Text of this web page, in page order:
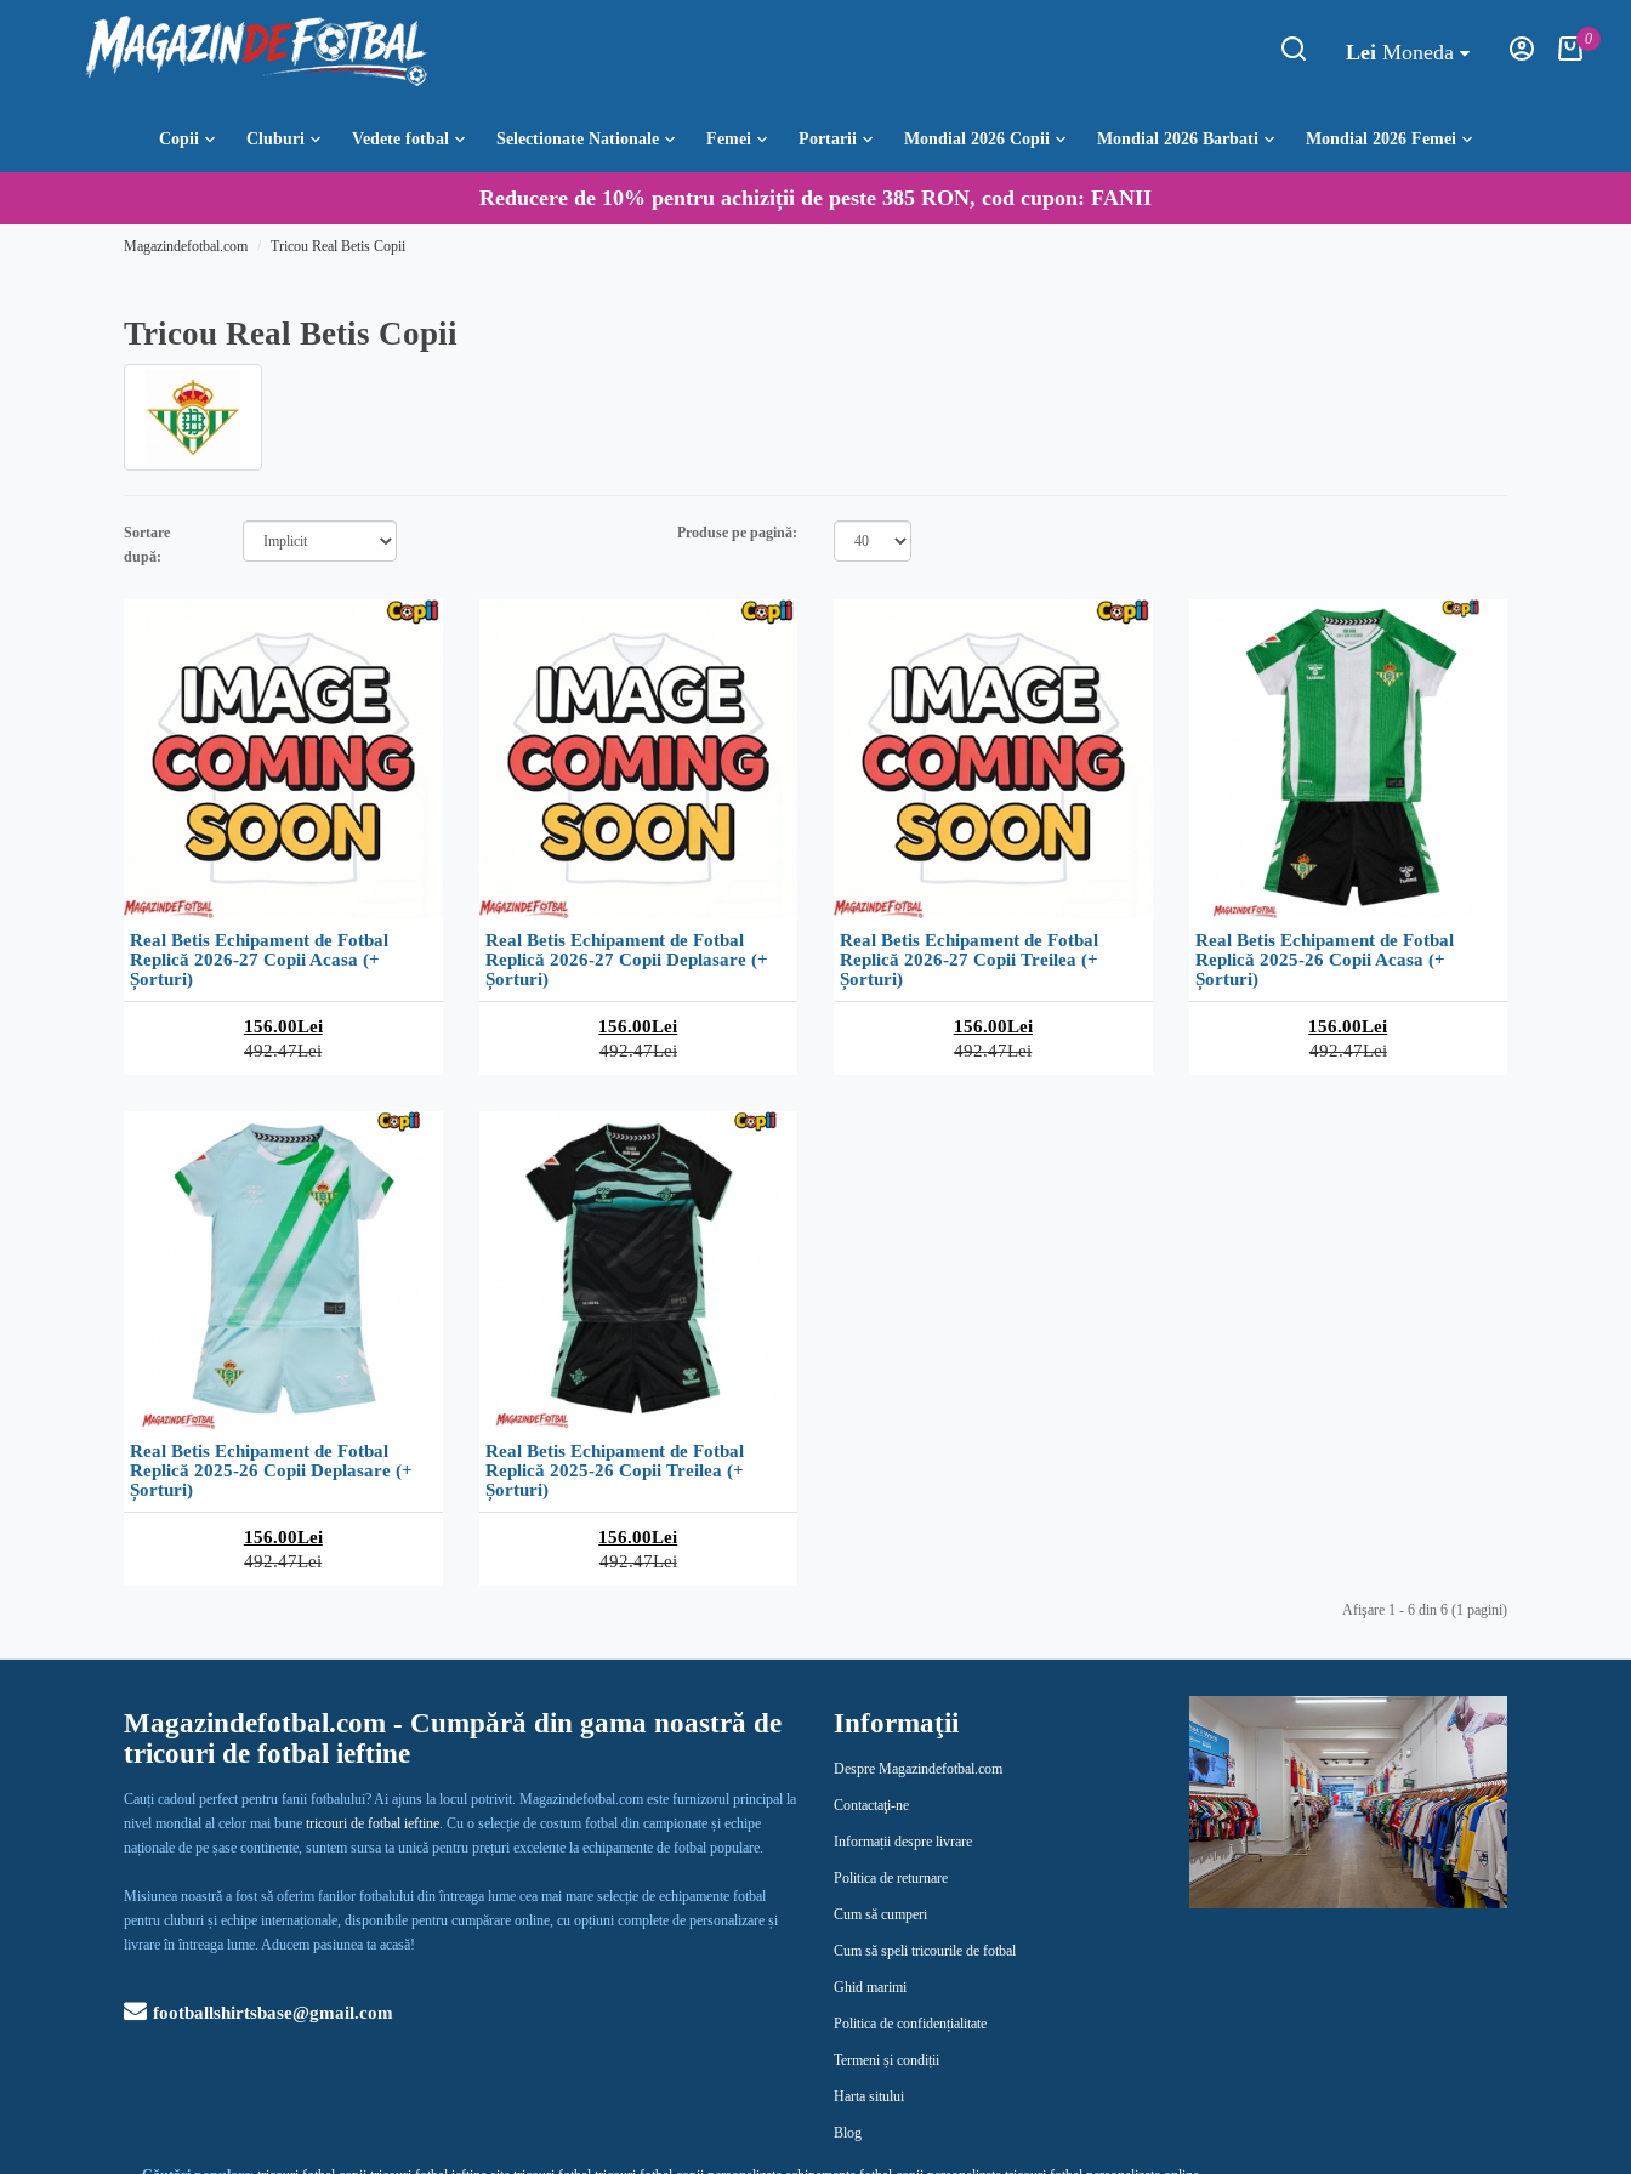
Lei Moneda
0
Copii Cluburi Vedete fotbal Selectionate Nationale Femei Portarii Mondial 2026 Copii Mondial 2026 Barbati Mondial 2026 Femei
Reducere de 10% pentru achiziții de peste 385 RON, cod cupon: FANII
Magazindefotbal.com Tricou Real Betis Copii
Tricou Real Betis Copii
Sortare
după:
Produse pe pagină:
Real Betis Echipament de Fotbal
Replică 2026-27 Copii Acasa (+
Șorturi)
156.00Lei
492.47Lei
Real Betis Echipament de Fotbal
Replică 2026-27 Copii Deplasare (+
Șorturi)
156.00Lei
492.47Lei
Real Betis Echipament de Fotbal
Replică 2026-27 Copii Treilea (+
Șorturi)
156.00Lei
492.47Lei
Real Betis Echipament de Fotbal
Replică 2025-26 Copii Acasa (+
Șorturi)
156.00Lei
492.47Lei
Real Betis Echipament de Fotbal
Replică 2025-26 Copii Deplasare (+
Șorturi)
156.00Lei
492.47Lei
Real Betis Echipament de Fotbal
Replică 2025-26 Copii Treilea (+
Șorturi)
156.00Lei
492.47Lei
Afişare 1 - 6 din 6 (1 pagini)
Magazindefotbal.com - Cumpără din gama noastră de
tricouri de fotbal ieftine
Cauți cadoul perfect pentru fanii fotbalului? Ai ajuns la locul potrivit. Magazindefotbal.com este furnizorul principal la
nivel mondial al celor mai bune tricouri de fotbal ieftine. Cu o selecție de costum fotbal din campionate și echipe
naționale de pe șase continente, suntem sursa ta unică pentru prețuri excelente la echipamente de fotbal populare.
Misiunea noastră a fost să oferim fanilor fotbalului din întreaga lume cea mai mare selecție de echipamente fotbal
pentru cluburi și echipe internaționale, disponibile pentru cumpărare online, cu opțiuni complete de personalizare și
livrare în întreaga lume. Aducem pasiunea ta acasă!
footballshirtsbase@gmail.com
Informaţii
Despre Magazindefotbal.com
Contactaţi-ne
Informații despre livrare
Politica de returnare
Cum să cumperi
Cum să speli tricourile de fotbal
Ghid marimi
Politica de confidențialitate
Termeni și condiții
Harta sitului
Blog